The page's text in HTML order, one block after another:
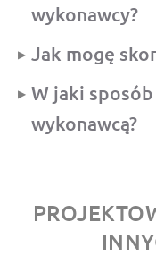
wykonawcy?
Jak mogę
W jaki
wykonawcą?